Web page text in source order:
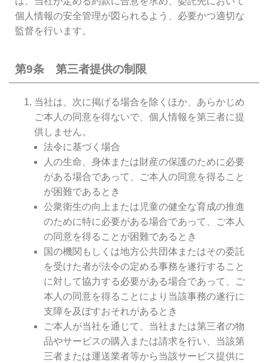
個人情報の安全管理が図られるよう、必要かつ適切な
監督を行います。
第9条 第三者提供の制限
当社は、次に掲げる場合を除くほか、あらかじめ
ご本人の同意を得ないで、個人情報を第三者に提
供しません。
法令に基づく場合
人の生命、身体または財産の保護のために必要
がある場合であって、ご本人の同意を得ること
が困難であるとき
公衆衛生の向上または児童の健全な育成の推進
のために特に必要がある場合であって、ご本人
の同意を得ることが困難であるとき
国の機関もしくは地方公共団体またはその委託
を受けた者が法令の定める事務を遂行すること
に対して協力する必要がある場合であって、ご
本人の同意を得ることにより当該事務の遂行に
支障を及ぼすおそれがあるとき
ご本人が当社を通じて、当社または第三者の物
品やサービスの購入または請求を行い、当該第
三者または運送業者等から当該サービス提供に